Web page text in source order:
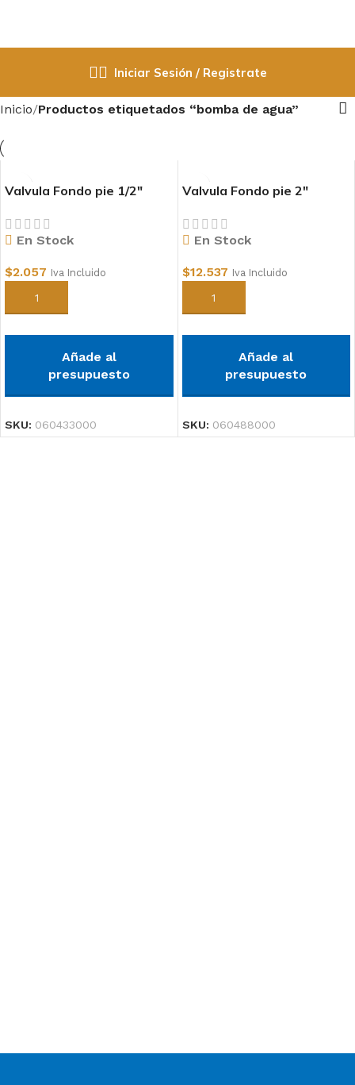
Iniciar Sesión / Registrate
Inicio Productos etiquetados “bomba de agua”
Valvula Fondo pie 1/2″
En Stock
$2.057 Iva Incluido
Añadir al carrito
Añade al
presupuesto
SKU: 060433000
Valvula Fondo pie 2″
En Stock
$12.537 Iva Incluido
Añadir al carrito
Añade al
presupuesto
SKU: 060488000